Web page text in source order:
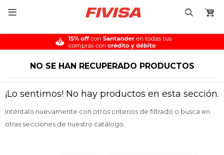

NO SE HAN RECUPERADO PRODUCTOS
¡Lo sentimos! No hay productos en esta sección.
Inténtalo nuevamente con otros criterios de filtrado o busca en
otras secciones de nuestro catálogo.